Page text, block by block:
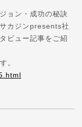
ョン・成功の秘訣
カジンpresents社
ビュー記事をご紹
。